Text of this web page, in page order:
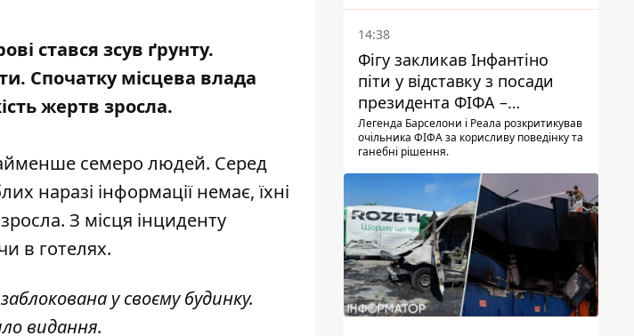
стався зсув ґрунту.
Спочатку місцева влада
жертв зросла.
семеро людей. Серед
наразі інформації немає, їхні
З місця інциденту
в готелях.
у своєму будинку.
видання.
14:38
Фігу закликав Інфантіно
піти у відставку з посади
президента ФІФА –
врятувати футбол ще не
пізно
Легенда Барселони і Реала розкритикував
очільника ФІФА за корисливу поведінку та
ганебні рішення.